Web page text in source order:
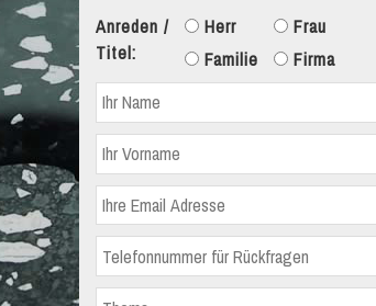
Anreden /
Titel:
Herr
Frau
Familie
Firma